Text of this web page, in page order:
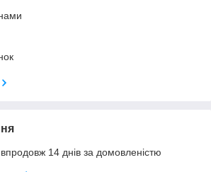
14 днів за домовленістю